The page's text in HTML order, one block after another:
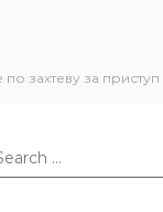
захтеву за приступ